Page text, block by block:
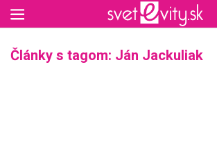
Články s tagom: Ján Jackuliak